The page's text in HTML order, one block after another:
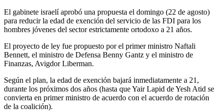
El gabinete israelí aprobó una propuesta el domingo (22 de agosto)
para reducir la edad de exención del servicio de las FDI para los
hombres jóvenes del sector estrictamente ortodoxo a 21 años.
El proyecto de ley fue propuesto por el primer ministro Naftali
Bennett, el ministro de Defensa Benny Gantz y el ministro de
Finanzas, Avigdor Liberman.
Según el plan, la edad de exención bajará inmediatamente a 21,
durante los próximos dos años (hasta que Yair Lapid de Yesh Atid se
convierta en primer ministro de acuerdo con el acuerdo de rotación
de la coalición).